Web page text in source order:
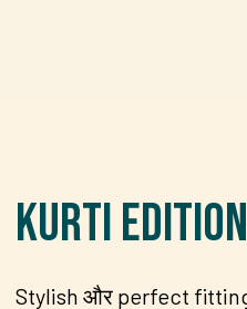
Kurti
Stylish और perfect fitting